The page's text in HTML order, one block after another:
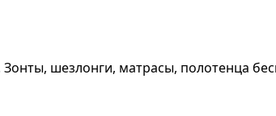
шезлонги, матрасы, полотенца